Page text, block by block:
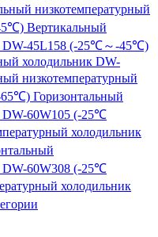
низкотемпературный
Вертикальный
DW-45L158 (-25℃～-45℃)
холодильник DW-
низкотемпературный
65℃) Горизонтальный
DW-60W105 (-25℃
холодильник
DW-60W308 (-25℃
холодильник